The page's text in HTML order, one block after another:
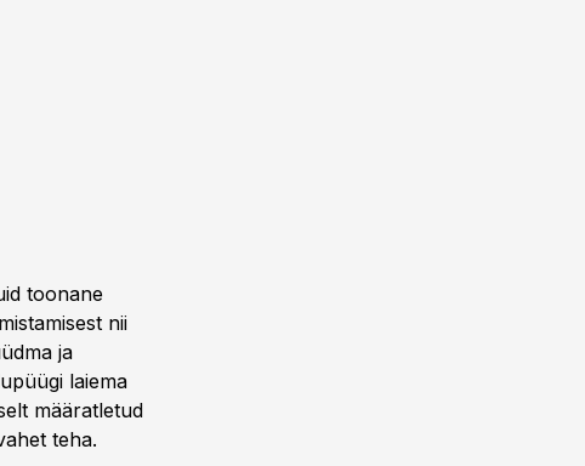
toonane
nii
ja
laiema
määratletud
teha.